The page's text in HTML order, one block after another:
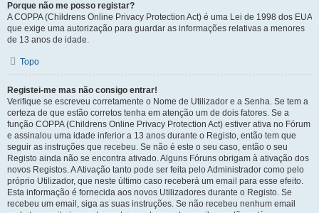
Porque não me posso registar?
A COPPA (Childrens Online Privacy Protection Act) é uma Lei de 1998 dos EUA
que exige uma autorização para guardar as informações relativas a menores
de 13 anos de idade.
Topo
Registei-me mas não consigo entrar!
Verifique se escreveu corretamente o Nome de Utilizador e a Senha. Se tem a
certeza de que estão corretos tenha em atenção um de dois fatores. Se a
função COPPA (Childrens Online Privacy Protection Act) estiver ativa no Fórum
e assinalou uma idade inferior a 13 anos durante o Registo, então tem que
seguir as instruções que recebeu. Se não é este o seu caso, então o seu
Registo ainda não se encontra ativado. Alguns Fóruns obrigam à ativação dos
novos Registos. A Ativação tanto pode ser feita pelo Administrador como pelo
próprio Utilizador, que neste último caso receberá um email para esse efeito.
Esta informação é fornecida aos novos Utilizadores durante o Registo. Se
recebeu um email, siga as suas instruções. Se não recebeu nenhum email